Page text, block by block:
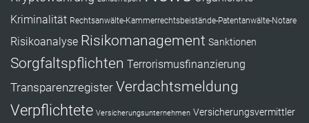
Kriminalität Rechtsanwälte-Kammerrechtsbeistände-Patentanwälte-Notare
Risikoanalyse Risikomanagement Sanktionen
Sorgfaltspflichten Terrorismusfinanzierung
Transparenzregister Verdachtsmeldung
Verpflichtete Versicherungsunternehmen Versicherungsvermittler